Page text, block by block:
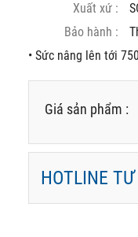
Xuất xứ :
Bảo hành :
• Sức nâng lên tới
Giá sản phẩm :
HOTLINE